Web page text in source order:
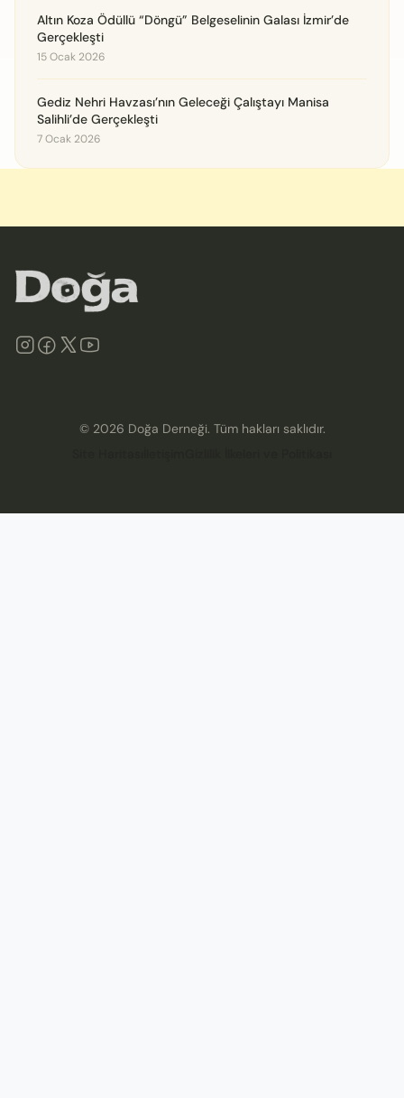
Altın Koza Ödüllü “Döngü” Belgeselinin Galası İzmir’de
Gerçekleşti
15 Ocak 2026
Gediz Nehri Havzası’nın Geleceği Çalıştayı Manisa
Salihli’de Gerçekleşti
7 Ocak 2026
© 2026 Doğa Derneği. Tüm hakları saklıdır.